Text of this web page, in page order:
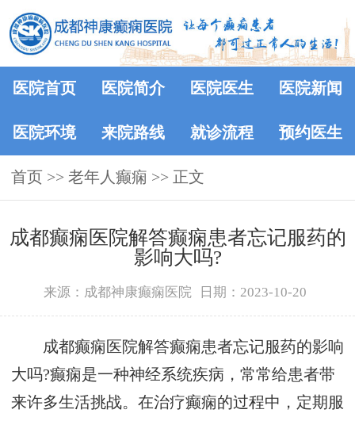
医院首页 医院简介 医院医生 医院新闻
医院环境 来院路线 就诊流程 预约医生
首页 >> 老年人癫痫 >> 正文
成都癫痫医院解答癫痫患者忘记服药的
影响大吗?
来源：成都神康癫痫医院 日期：2023-10-20
成都癫痫医院解答癫痫患者忘记服药的影响
大吗?癫痫是一种神经系统疾病，常常给患者带
来许多生活挑战。在治疗癫痫的过程中，定期服